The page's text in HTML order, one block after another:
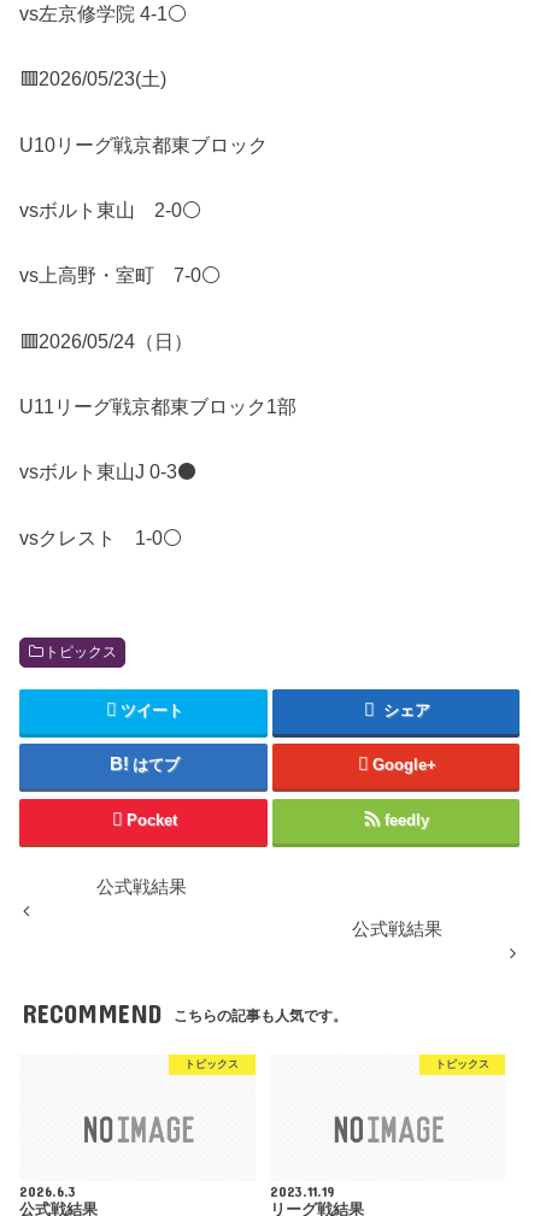
vs左京修学院 4-1⚪️
🟥2026/05/23(土)
U10リーグ戦京都東ブロック
vsボルト東山 2-0⚪️
vs上高野・室町 7-0⚪️
🟥2026/05/24（日）
U11リーグ戦京都東ブロック1部
vsボルト東山J 0-3⚫️
vsクレスト 1-0⚪️
トピックス
ツイート シェア
はてブ Google+
Pocket feedly
公式戦結果
公式戦結果
RECOMMEND こちらの記事も人気です。
トピックス
2026.6.3
公式戦結果
トピックス
2023.11.19
リーグ戦結果